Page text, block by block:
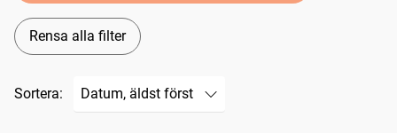
Rensa alla filter
Sortera: